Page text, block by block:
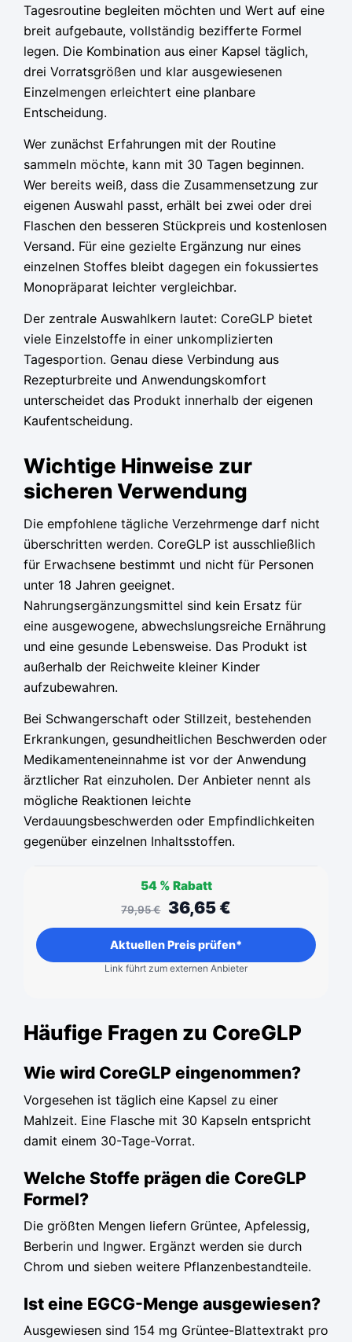
Tagesroutine begleiten möchten und Wert auf eine
breit aufgebaute, vollständig bezifferte Formel
legen. Die Kombination aus einer Kapsel täglich,
drei Vorratsgrößen und klar ausgewiesenen
Einzelmengen erleichtert eine planbare
Entscheidung.
Wer zunächst Erfahrungen mit der Routine
sammeln möchte, kann mit 30 Tagen beginnen.
Wer bereits weiß, dass die Zusammensetzung zur
eigenen Auswahl passt, erhält bei zwei oder drei
Flaschen den besseren Stückpreis und kostenlosen
Versand. Für eine gezielte Ergänzung nur eines
einzelnen Stoffes bleibt dagegen ein fokussiertes
Monopräparat leichter vergleichbar.
Der zentrale Auswahlkern lautet: CoreGLP bietet
viele Einzelstoffe in einer unkomplizierten
Tagesportion. Genau diese Verbindung aus
Rezepturbreite und Anwendungskomfort
unterscheidet das Produkt innerhalb der eigenen
Kaufentscheidung.
Wichtige Hinweise zur
sicheren Verwendung
Die empfohlene tägliche Verzehrmenge darf nicht
überschritten werden. CoreGLP ist ausschließlich
für Erwachsene bestimmt und nicht für Personen
unter 18 Jahren geeignet.
Nahrungsergänzungsmittel sind kein Ersatz für
eine ausgewogene, abwechslungsreiche Ernährung
und eine gesunde Lebensweise. Das Produkt ist
außerhalb der Reichweite kleiner Kinder
aufzubewahren.
Bei Schwangerschaft oder Stillzeit, bestehenden
Erkrankungen, gesundheitlichen Beschwerden oder
Medikamenteneinnahme ist vor der Anwendung
ärztlicher Rat einzuholen. Der Anbieter nennt als
mögliche Reaktionen leichte
Verdauungsbeschwerden oder Empfindlichkeiten
gegenüber einzelnen Inhaltsstoffen.
54 % Rabatt
79,95€ 36,65€
Aktuellen Preis prüfen*
Link führt zum externen Anbieter
Häufige Fragen zu CoreGLP
Wie wird CoreGLP eingenommen?
Vorgesehen ist täglich eine Kapsel zu einer
Mahlzeit. Eine Flasche mit 30 Kapseln entspricht
damit einem 30-Tage-Vorrat.
Welche Stoffe prägen die CoreGLP
Formel?
Die größten Mengen liefern Grüntee, Apfelessig,
Berberin und Ingwer. Ergänzt werden sie durch
Chrom und sieben weitere Pflanzenbestandteile.
Ist eine EGCG-Menge ausgewiesen?
Ausgewiesen sind 154 mg Grüntee-Blattextrakt pro